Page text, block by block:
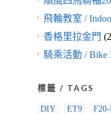
飛輪教室 /
香格里拉金門
騎乘活動 / Bike
標籤 / TAGS
DIY ET9 F20-